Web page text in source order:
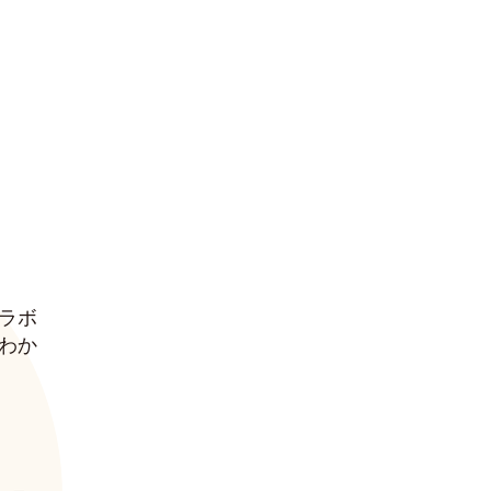
ボ
か